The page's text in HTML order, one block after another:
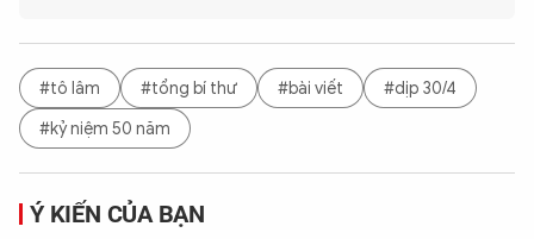
Chia sẻ:
#tô lâm #tổng bí thư #bài viết
#dịp 30/4
#kỷ niệm 50 năm
Ý KIẾN CỦA BẠN